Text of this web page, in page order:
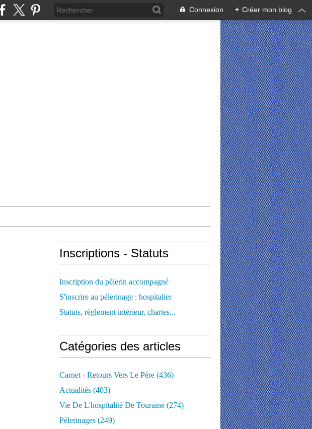
Connexion + Créer mon blog
Inscriptions - Statuts
Inscription du pèlerin accompagné
S'inscrire au pélerinage : hospitalier
Statuts, règlement intérieur, chartes...
Catégories des articles
Carnet - Retours Vers Le Père (436)
Actualités (403)
Vie De L'hospitalité De Touraine (274)
Pèlerinages (249)